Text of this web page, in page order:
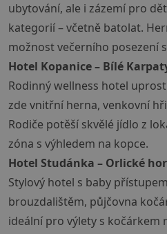
ubytování, ale i zázemí pro
kategorií – včetně batolat.
možnost večerního posezení
Hotel Kopanice – Bílé
Rodinný wellness hotel
zde vnitřní herna, venkovní
Rodiče potěší skvělé jídlo z
zóna s výhledem na kopce.
Hotel Studánka – Orlické
Stylový hotel s baby
brouzdalištěm, půjčovna
ideální pro výlety s kočárkem